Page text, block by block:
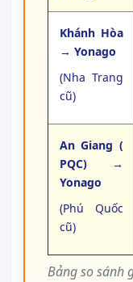
Bảng so sánh
Khánh Hòa
→ Yonago
(Nha Trang
cũ)
An Giang (
PQC) →
Yonago
(Phú Quốc
cũ)